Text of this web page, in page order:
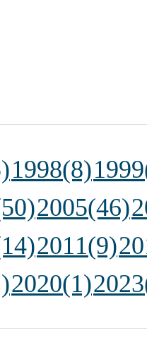
1998(8)
2005(46)
2011(9)
2020(1)